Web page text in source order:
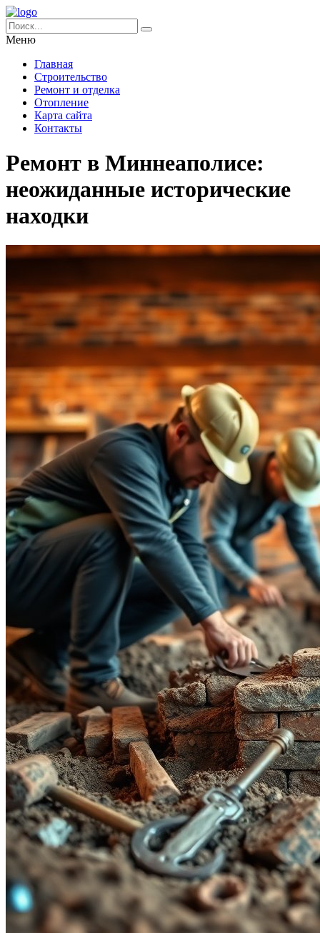
Меню
Главная
Строительство
Ремонт и отделка
Отопление
Карта сайта
Контакты
Ремонт в Миннеаполисе:
неожиданные исторические
находки